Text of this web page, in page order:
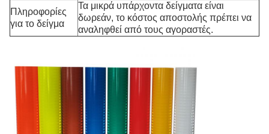
Πληροφορίες
για το δείγμα
Τα μικρά υπάρχοντα δείγματα είναι
δωρεάν, το κόστος αποστολής πρέπει να
αναληφθεί από τους αγοραστές.